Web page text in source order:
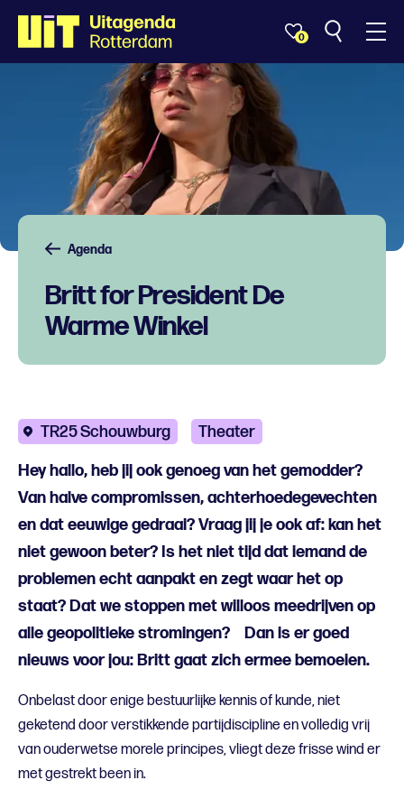
0
Agenda
Britt for President De
Warme Winkel
TR25 Schouwburg Theater
Hey hallo, heb jij ook genoeg van het gemodder?
Van halve compromissen, achterhoedegevechten
en dat eeuwige gedraai? Vraag jij je ook af: kan het
niet gewoon beter? Is het niet tijd dat iemand de
problemen echt aanpakt en zegt waar het op
staat? Dat we stoppen met willoos meedrijven op
alle geopolitieke stromingen? Dan is er goed
nieuws voor jou: Britt gaat zich ermee bemoeien.
Onbelast door enige bestuurlijke kennis of kunde, niet
geketend door verstikkende partijdiscipline en volledig vrij
van ouderwetse morele principes, vliegt deze frisse wind er
met gestrekt been in.